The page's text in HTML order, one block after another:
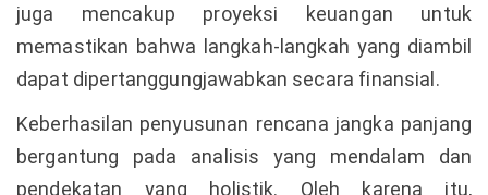
juga mencakup proyeksi keuangan untuk
memastikan bahwa langkah-langkah yang diambil
dapat dipertanggungjawabkan secara finansial.
Keberhasilan penyusunan rencana jangka panjang
bergantung pada analisis yang mendalam dan
pendekatan yang holistik. Oleh karena itu,